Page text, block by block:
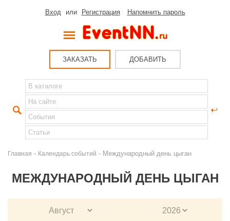
Вход или Регистрация Напомнить пароль
ЗАКАЗАТЬ ДОБАВИТЬ
Главная - Календарь событий - Международный день цыган
МЕЖДУНАРОДНЫЙ ДЕНЬ ЦЫГАН